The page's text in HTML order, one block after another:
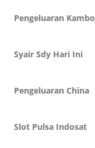
Pengeluaran
Syair Sdy Hari Ini
Pengeluaran China
Slot Pulsa Indosat